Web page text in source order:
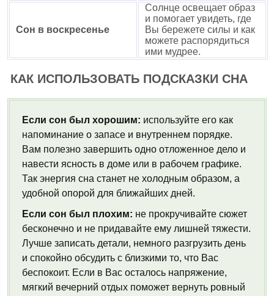
Сон в воскресенье
Солнце освещает образ
и помогает увидеть, где
Вы бережете силы и как
можете распорядиться
ими мудрее.
КАК ИСПОЛЬЗОВАТЬ ПОДСКАЗКИ СНА
Если сон был хорошим: используйте его как
напоминание о запасе и внутреннем порядке.
Вам полезно завершить одно отложенное дело и
навести ясность в доме или в рабочем графике.
Так энергия сна станет не холодным образом, а
удобной опорой для ближайших дней.
Если сон был плохим: не прокручивайте сюжет
бесконечно и не придавайте ему лишней тяжести.
Лучше записать детали, немного разгрузить день
и спокойно обсудить с близкими то, что Вас
беспокоит. Если в Вас осталось напряжение,
мягкий вечерний отдых поможет вернуть ровный